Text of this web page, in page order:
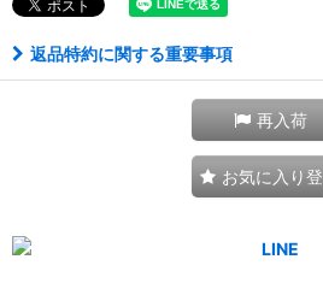
返品特約に関する重要事項
再入荷
お気に入り